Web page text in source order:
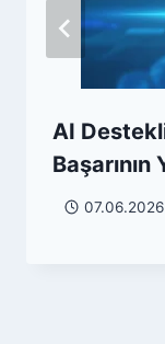
AI
07.06.2026